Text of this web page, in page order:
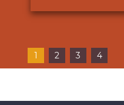
1 2 3 4